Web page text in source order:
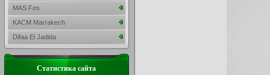
MAS Fes
KACM Marrakech
Difaa El Jadida
Статистика сайта